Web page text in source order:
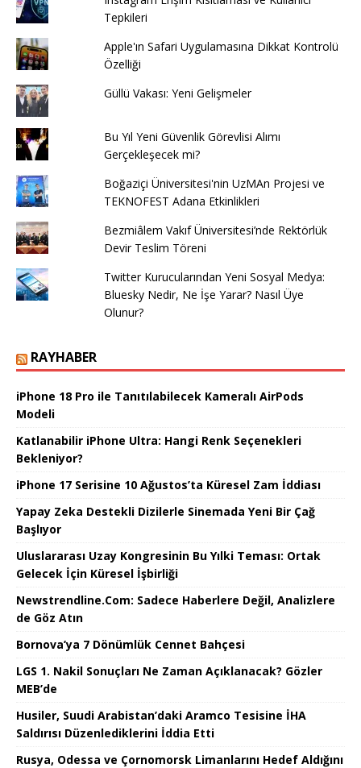
Tepkileri
Apple'ın Safari Uygulamasına Dikkat Kontrolü
Özelliği
Güllü Vakası: Yeni Gelişmeler
Bu Yıl Yeni Güvenlik Görevlisi Alımı
Gerçekleşecek mi?
Boğaziçi Üniversitesi'nin UzMAn Projesi ve
TEKNOFEST Adana Etkinlikleri
Bezmiâlem Vakıf Üniversitesi’nde Rektörlük
Devir Teslim Töreni
Twitter Kurucularından Yeni Sosyal Medya:
Bluesky Nedir, Ne İşe Yarar? Nasıl Üye
Olunur?
RAYHABER
iPhone 18 Pro ile Tanıtılabilecek Kameralı AirPods
Modeli
Katlanabilir iPhone Ultra: Hangi Renk Seçenekleri
Bekleniyor?
iPhone 17 Serisine 10 Ağustos’ta Küresel Zam İddiası
Yapay Zeka Destekli Dizilerle Sinemada Yeni Bir Çağ
Başlıyor
Uluslararası Uzay Kongresinin Bu Yılki Teması: Ortak
Gelecek İçin Küresel İşbirliği
Newstrendline.Com: Sadece Haberlere Değil, Analizlere
de Göz Atın
Bornova’ya 7 Dönümlük Cennet Bahçesi
LGS 1. Nakil Sonuçları Ne Zaman Açıklanacak? Gözler
MEB’de
Husiler, Suudi Arabistan’daki Aramco Tesisine İHA
Saldırısı Düzenlediklerini İddia Etti
Rusya, Odessa ve Çornomorsk Limanlarını Hedef Aldığını